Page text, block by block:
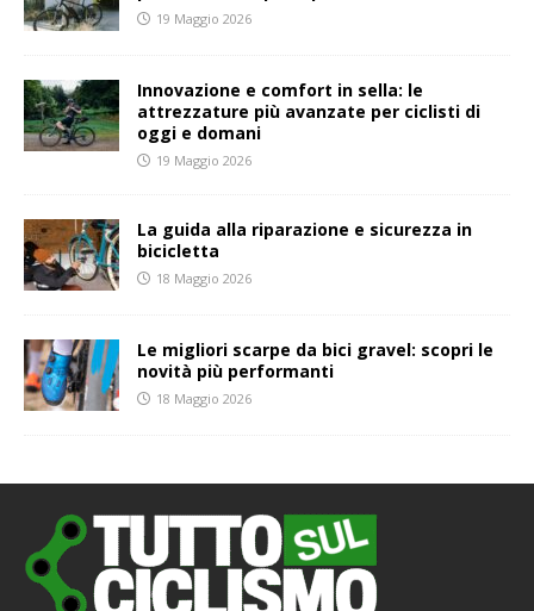
19 Maggio 2026
Innovazione e comfort in sella: le
attrezzature più avanzate per ciclisti di
oggi e domani
19 Maggio 2026
La guida alla riparazione e sicurezza in
bicicletta
18 Maggio 2026
Le migliori scarpe da bici gravel: scopri le
novità più performanti
18 Maggio 2026